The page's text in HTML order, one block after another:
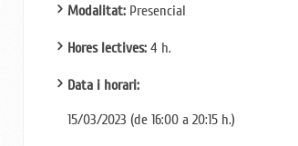
Modalitat: Presencial
Hores lectives:4 h.
Data i horari:
15/03/2023 (de 16:00 a 20:15 h.)